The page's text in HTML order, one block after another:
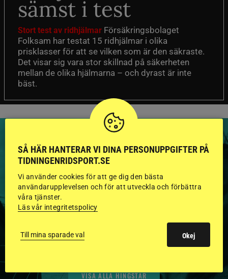
sämst i test
Stort test av ridhjälmar Försäkringsbolaget
Folksam har testat 15 ridhjälmar i olika
prisklasser för att se vilken som är den säkraste.
Det visar sig vara stor skillnad på säkerheten
mellan de olika hjälmarna – och dyrast är inte
bäst.
HINGSTAR ONLINE
GODKÄNDA HINGSTAR I
FLERA KATEGORIER MED
BILDER OCH FAKTA
VISA ALLA HINGSTAR
SÅ HÄR HANTERAR VI DINA PERSONUPPGIFTER PÅ
TIDNINGENRIDSPORT.SE
Vi använder cookies för att ge dig den bästa
användarupplevelsen och för att utveckla och förbättra
våra tjänster.
Läs vår integritetspolicy
Till mina sparade val Okej